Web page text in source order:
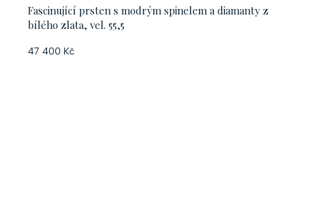
Fascinující prsten s modrým spinelem a diamanty z
bílého zlata, vel. 55,5
47 400 Kč